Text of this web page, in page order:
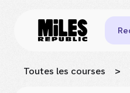
Toutes les courses >